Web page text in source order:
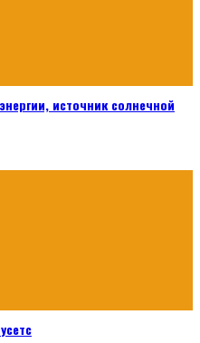
источник солнечной